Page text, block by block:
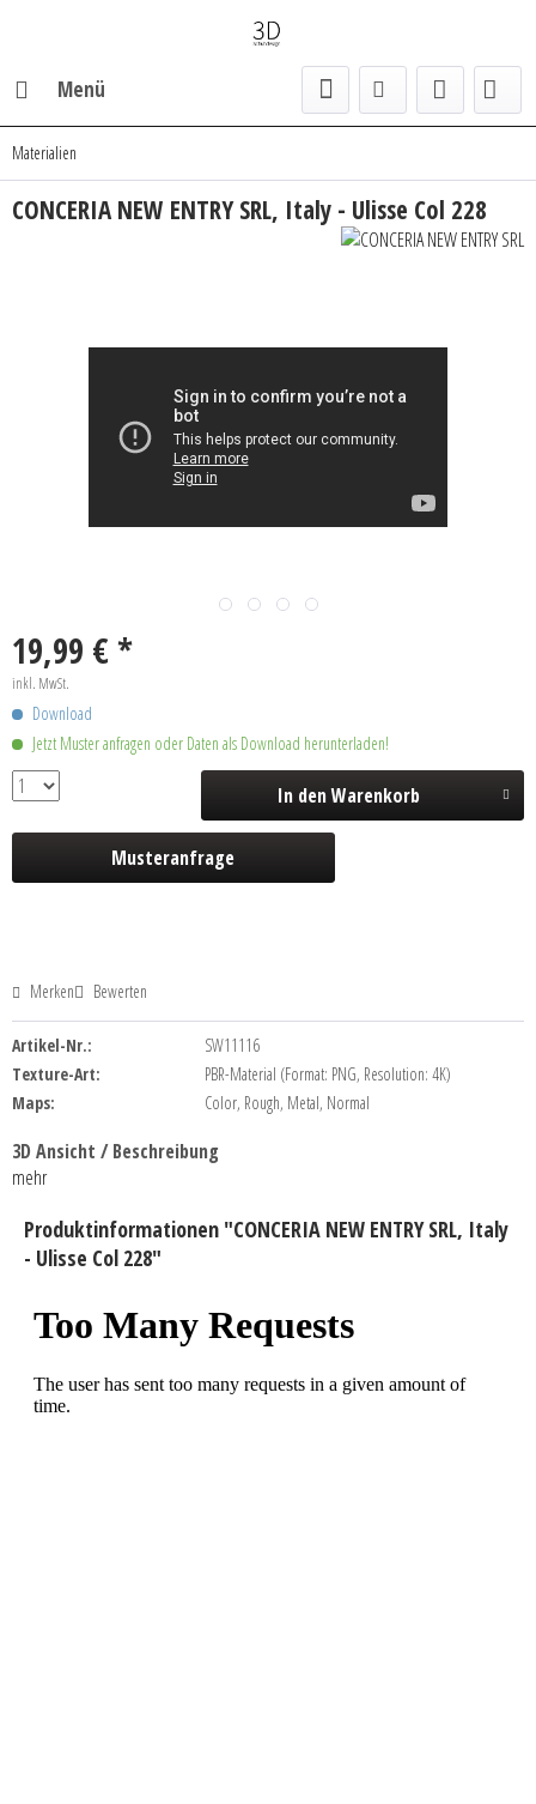
Menü
Materialien
CONCERIA NEW ENTRY SRL, Italy - Ulisse Col 228
19,99 € *
inkl. MwSt.
Download
Jetzt Muster anfragen oder Daten als Download herunterladen!
In denWarenkorb
Musteranfrage
Merken Bewerten
Artikel-Nr.:
SW11116
Texture-Art:
PBR-Material (Format: PNG, Resolution: 4K)
Maps:
Color, Rough, Metal, Normal
3D Ansicht / Beschreibung
mehr
Produktinformationen "CONCERIA NEW ENTRY SRL, Italy
- Ulisse Col 228"